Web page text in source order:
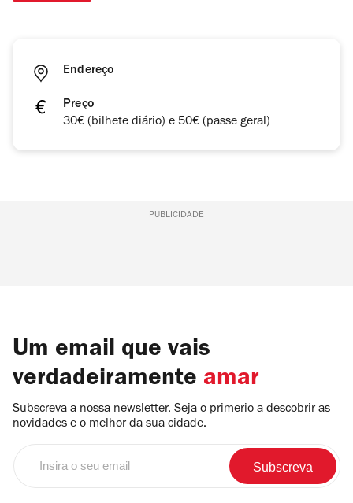
Endereço
Preço
30€ (bilhete diário) e 50€ (passe geral)
PUBLICIDADE
Um email que vais
verdadeiramente amar
Subscreva a nossa newsletter. Seja o primerio a descobrir as
novidades e o melhor da sua cidade.